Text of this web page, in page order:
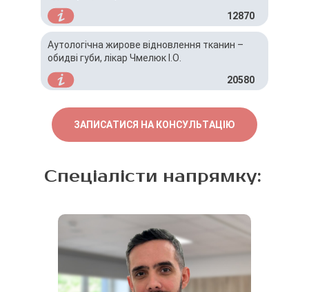
12870
Аутологічна жирове відновлення тканин –
обидві губи, лікар Чмелюк І.О.
20580
ЗАПИСАТИСЯ НА КОНСУЛЬТАЦІЮ
Спеціалісти напрямку: